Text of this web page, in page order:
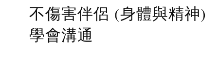
不傷害伴侶 (身體與精神)
學會溝通